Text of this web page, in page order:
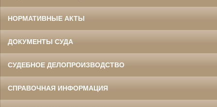
НОРМАТИВНЫЕ АКТЫ
ДОКУМЕНТЫ СУДА
СУДЕБНОЕ ДЕЛОПРОИЗВОДСТВО
СПРАВОЧНАЯ ИНФОРМАЦИЯ